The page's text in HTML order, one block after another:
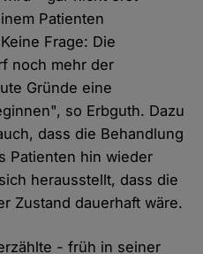
Patienten
Frage: Die
noch mehr der
Gründe eine
so Erbguth. Dazu
dass die Behandlung
Patienten hin wieder
herausstellt, dass die
Zustand dauerhaft wäre.
- früh in seiner